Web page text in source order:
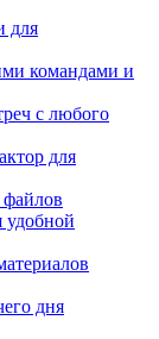
для
командами и
с любого
для
удобной
дня